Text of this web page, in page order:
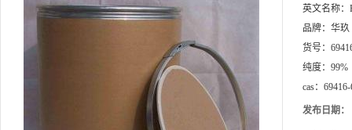
英文名称：
品牌： 华玖
货号：
纯度： 99%
cas：
发布日期：